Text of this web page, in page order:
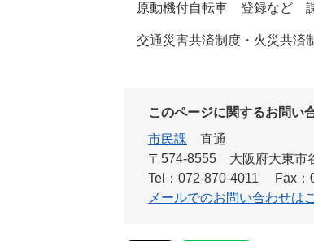
原動機付自転車 登録など
交通災害共済制度・火災共
このページに関するお問い
市民課
直通
〒574-8555 大阪府大東市
Tel：072-870-4011
Fax：
メールでのお問い合わせは